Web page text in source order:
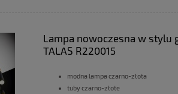
Lampa nowoczesna w stylu
TALAS R220015
modna lampa czarno-złota
tuby czarno-złote